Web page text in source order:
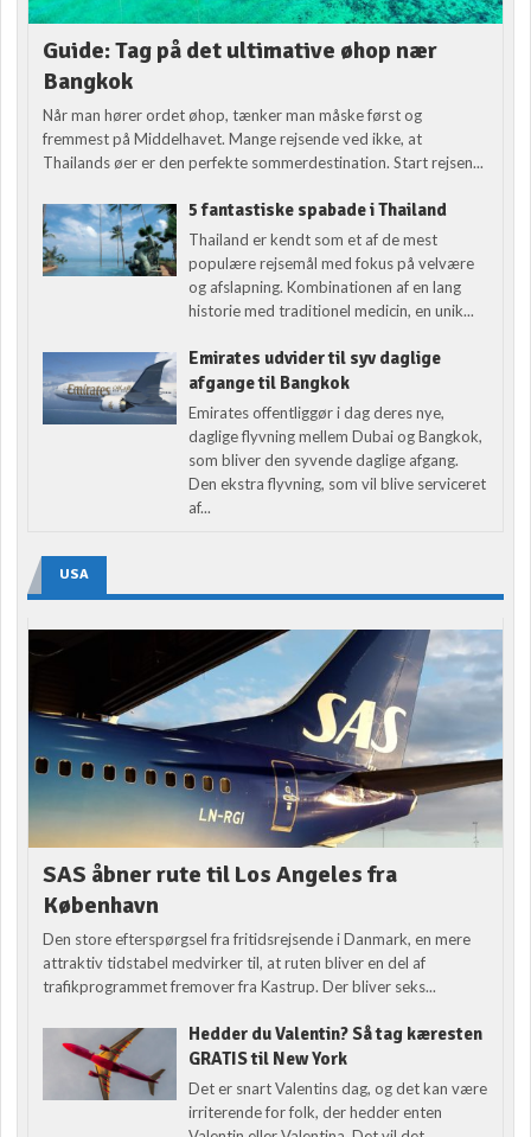
Guide: Tag på det ultimative øhop nær
Bangkok
Når man hører ordet øhop, tænker man måske først og
fremmest på Middelhavet. Mange rejsende ved ikke, at
Thailands øer er den perfekte sommerdestination. Start rejsen...
5 fantastiske spabade i Thailand
Thailand er kendt som et af de mest
populære rejsemål med fokus på velvære
og afslapning. Kombinationen af en lang
historie med traditionel medicin, en unik...
Emirates udvider til syv daglige
afgange til Bangkok
Emirates offentliggør i dag deres nye,
daglige flyvning mellem Dubai og Bangkok,
som bliver den syvende daglige afgang.
Den ekstra flyvning, som vil blive serviceret
af...
USA
SAS åbner rute til Los Angeles fra
København
Den store efterspørgsel fra fritidsrejsende i Danmark, en mere
attraktiv tidstabel medvirker til, at ruten bliver en del af
trafikprogrammet fremover fra Kastrup. Der bliver seks...
Hedder du Valentin? Så tag kæresten
GRATIS til New York
Det er snart Valentins dag, og det kan være
irriterende for folk, der hedder enten